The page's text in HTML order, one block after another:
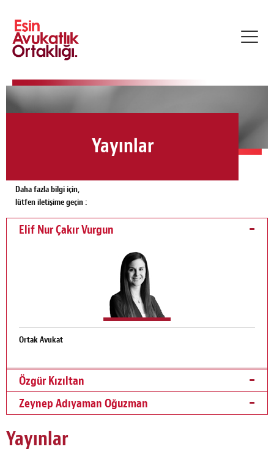
Yayınlar
Daha fazla bilgi için,
lütfen iletişime geçin :
Elif Nur Çakır Vurgun
Ortak Avukat
Özgür Kızıltan
Zeynep Adıyaman Oğuzman
Yayınlar